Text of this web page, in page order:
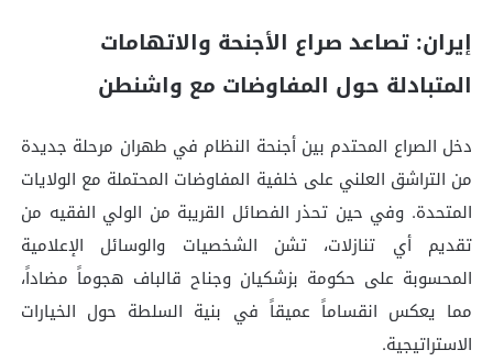
إيران: تصاعد صراع الأجنحة والاتهامات
المتبادلة حول المفاوضات مع واشنطن
دخل الصراع المحتدم بين أجنحة النظام في طهران مرحلة جديدة
من التراشق العلني على خلفية المفاوضات المحتملة مع الولايات
المتحدة. وفي حين تحذر الفصائل القريبة من الولي الفقيه من
تقديم أي تنازلات، تشن الشخصيات والوسائل الإعلامية
المحسوبة على حكومة بزشكيان وجناح قالباف هجوماً مضاداً،
مما يعكس انقساماً عميقاً في بنية السلطة حول الخيارات
الاستراتيجية.